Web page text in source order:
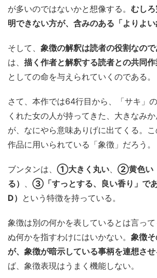
が多いのではないかと想像する。 むし
明できない方が、含みのある「よりよい
そして、 象徴の解釈は読者の役割なので
は、 描く作者と解釈する読者との共同
としての命を与えられていくのである。
さて、本作では64行目から、「サキ」
くれた女の人が持ってきた、大きなみか
が、なにやら意味ありげに出てくる。
作品に用いられている「象徴」だろう。
ブンタンは、 ①大きく丸い、 ②黄色い
る） 、 ③「すっとする、良い香り」で
D） という特徴を持っている。
象徴は別の何かを表しているとは言っ
ぬ何かを指すわけにはいかない。 象徴
が、象徴が暗示している事柄を連想させ
ば、象徴表現はうまく機能しない。